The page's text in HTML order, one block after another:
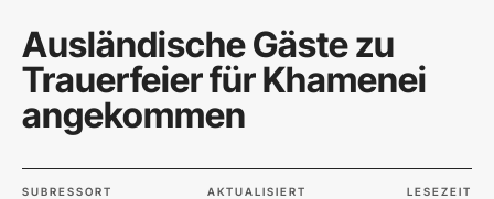
Ausländische Gäste zu
Trauerfeier für Khamenei
angekommen
SUBRESSORT AKTUALISIERT LESEZEIT